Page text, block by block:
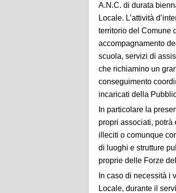
A.N.C. di durata
Locale. L’attività
territorio del Comune
accompagnamento
scuola, servizi di
che richiamino un
conseguimento
incaricati della
In particolare la
propri associati, potrà
illeciti o comunque
di luoghi e strutture
proprie delle Forze
In caso di necessità i
Locale, durante il